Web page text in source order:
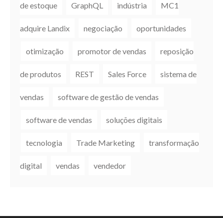
de estoque GraphQL indústria MC1
adquire Landix negociação oportunidades
otimização promotor de vendas reposição
de produtos REST Sales Force sistema de
vendas software de gestão de vendas
software de vendas soluções digitais
tecnologia Trade Marketing transformação
digital vendas vendedor